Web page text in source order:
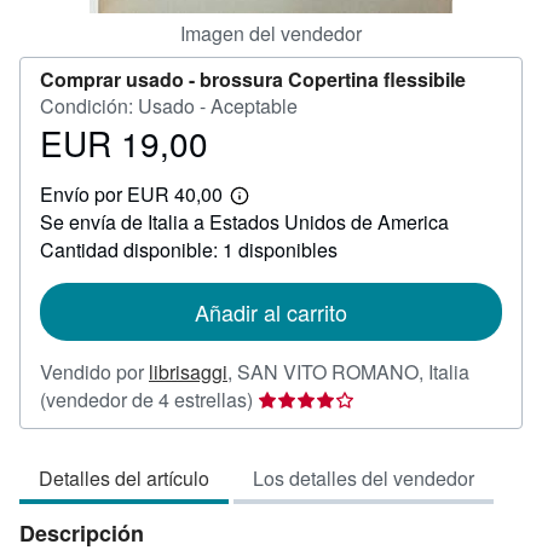
Imagen del vendedor
Comprar usado - brossura Copertina flessibile
Condición: Usado - Aceptable
Precio
19,00
EUR 19,00
Envío por EUR 40,00
Más
información
sobre
las
envío
Se envía de Italia a Estados Unidos de America
Cantidad disponible: 1 disponibles
Añadir al carrito
Vendido por librisaggi, SAN VITO ROMANO, Italia
(vendedor de 4 estrellas) Calificación
del
4
de
Detalles del artículo Los detalles del vendedor
Descripción